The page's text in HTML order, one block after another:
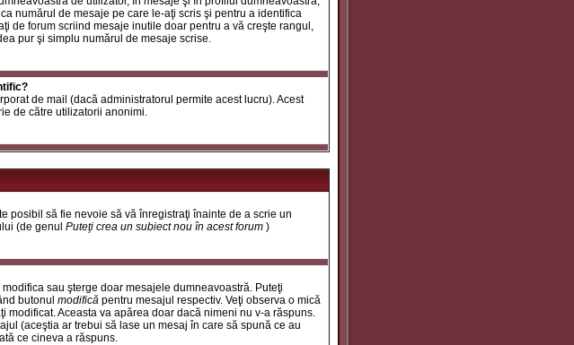
numărul de mesaje pe care le-aţi scris şi pentru a identifica
de forum scriind mesaje inutile doar pentru a vă creşte rangul,
pur şi simplu numărul de mesaje scrise.
de mail (dacă administratorul permite acest lucru). Acest
de către utilizatorii anonimi.
posibil să fie nevoie să vă înregistraţi înainte de a scrie un
(de genul Puteţi crea un subiect nou în acest forum )
sau şterge doar mesajele dumneavoastră. Puteţi
butonul modifică pentru mesajul respectiv. Veţi observa o mică
modificat. Aceasta va apărea doar dacă nimeni nu v-a răspuns.
(aceştia ar trebui să lase un mesaj în care să spună ce au
ce cineva a răspuns.